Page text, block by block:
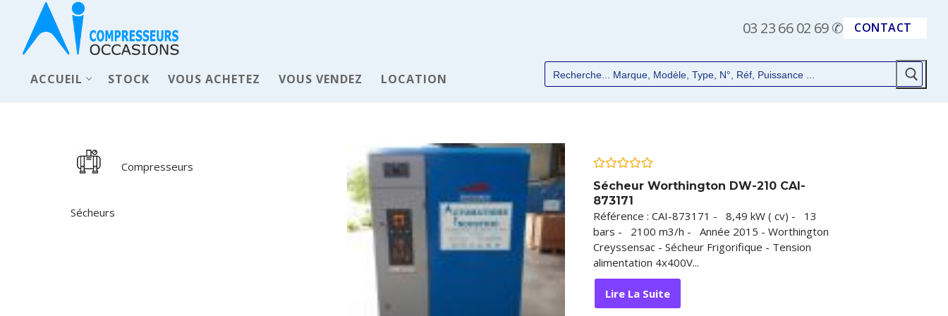
03 23 66 02 69✆ CONTACT
ACCUEIL STOCK VOUS ACHETEZ VOUS VENDEZ LOCATION
Compresseurs
Sécheurs
0
sur
Sécheur Worthington DW-210 CAI-
873171
Référence : CAI-873171 - 8,49 kW ( cv) - 13
bars - 2100 m3/h - Année 2015 - Worthington
Creyssensac - Sécheur Frigorifique - Tension
alimentation 4x400V...
Lire La Suite